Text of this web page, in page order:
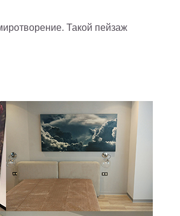
Такой пейзаж